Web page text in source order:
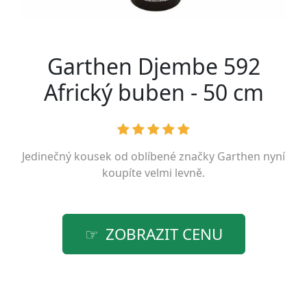
Garthen Djembe 592
Africký buben - 50 cm
Jedinečný kousek od oblíbené značky Garthen nyní
koupíte velmi levně.
ZOBRAZIT CENU